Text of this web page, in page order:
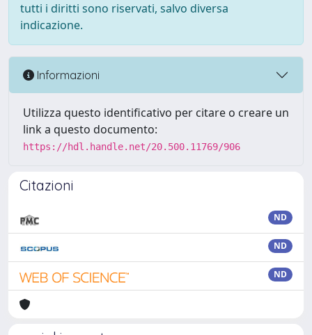
tutti i diritti sono riservati, salvo diversa
indicazione.
Informazioni
Utilizza questo identificativo per citare o creare un
link a questo documento:
https://hdl.handle.net/20.500.11769/906
Citazioni
ND
ND
ND